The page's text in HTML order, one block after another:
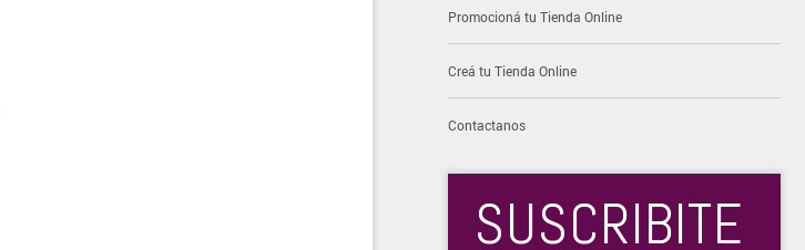
Promocioná tu Tienda Online
Creá tu Tienda Online
Contactanos
SUSCRIBITE